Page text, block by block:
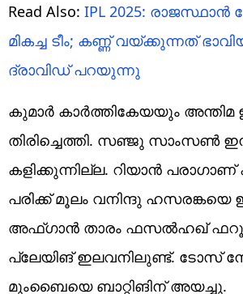
Read Also: IPL 2025:
മികച്ച ടീം; കണ്ണ് വയ്ക്കുന്നത്
ദ്രാവിഡ് പറയുന്നു
കുമാര്‍ കാര്‍ത്തികേയയും
തിരിച്ചെത്തി. സഞ്ജു സാംസണ്‍
കളിക്കുന്നില്ല. റിയാന്‍ പരാഗാണ്
പരിക്ക് മൂലം വനിന്ദു ഹസരങ്കയെ
അഫ്ഗാന്‍ താരം ഫസല്‍ഹഖ്
പ്ലേയിങ് ഇലവനിലുണ്ട്‌. ടോസ്
മുംബൈയെ ബാറ്റിങിന് അയച്ചു.